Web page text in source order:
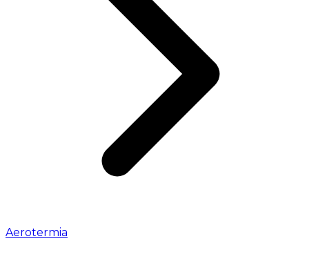
Aerotermia